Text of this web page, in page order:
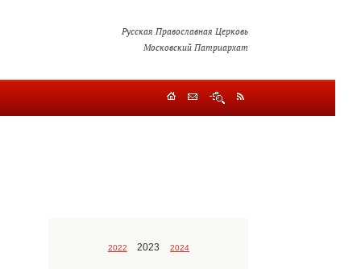
Русская Православная Церковь
Московский Патриархат
2022 2023 2024